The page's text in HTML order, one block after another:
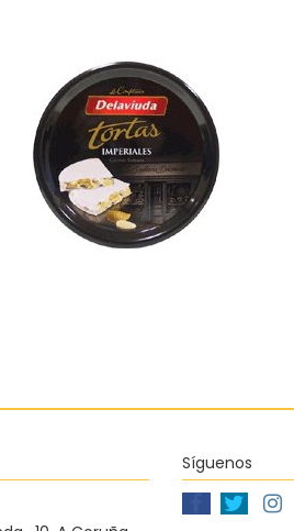
Tortas Imperiales Delaviuda
15,95 €
Añadir al carrito
Síguenos